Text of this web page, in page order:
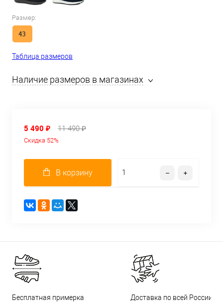
Размер:
43
Таблица размеров
Наличие размеров в магазинах
5 490 ₽ 11 490 ₽
Скидка 52%
В корзину
Бесплатная примерка Доставка по всей России